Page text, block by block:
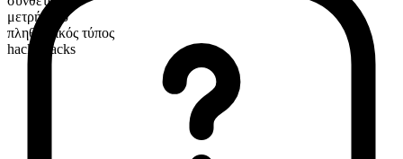
μετρήσιμο
πληθυντικός τύπος
hacky sacks